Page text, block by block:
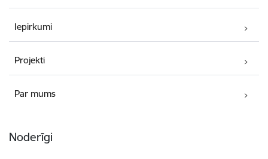
Iepirkumi
Projekti
Par mums
Noderīgi